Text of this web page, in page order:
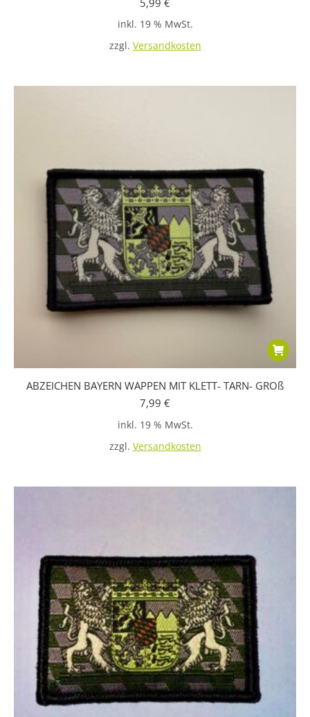
inkl. 19 % MwSt.
zzgl. Versandkosten
ABZEICHEN BAYERN WAPPEN MIT KLETT- TARN- GROß
7,99 €
inkl. 19 % MwSt.
zzgl. Versandkosten